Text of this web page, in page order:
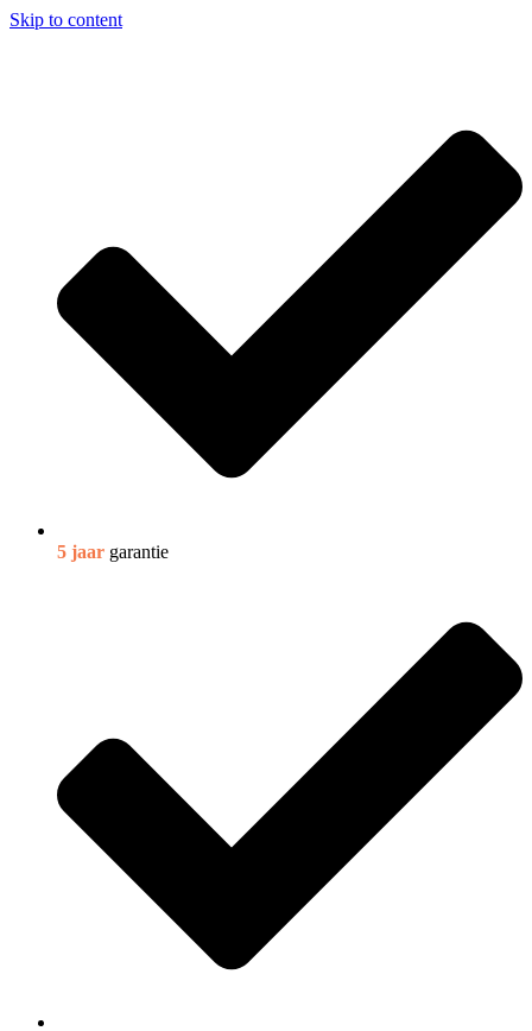
Skip to content
5 jaar garantie